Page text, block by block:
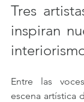
Tres
inspiran
Entre las
escena artística